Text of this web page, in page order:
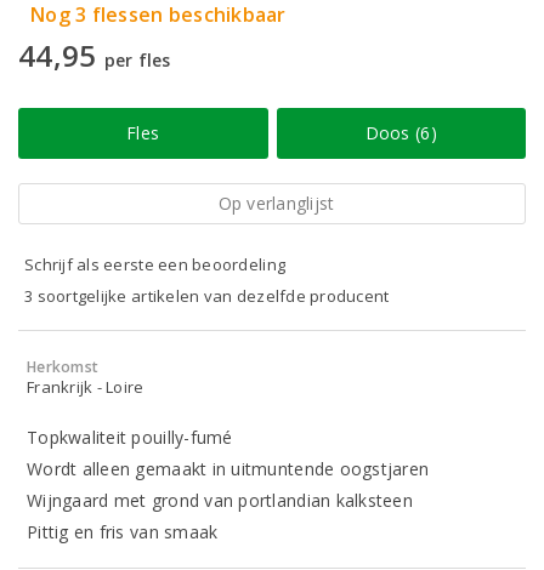
Nog 3 flessen beschikbaar
44,95 per fles
Fles Doos (6)
Op verlanglijst
Schrijf als eerste een beoordeling
3 soortgelijke artikelen van dezelfde producent
Herkomst
Frankrijk - Loire
Topkwaliteit pouilly-fumé
Wordt alleen gemaakt in uitmuntende oogstjaren
Wijngaard met grond van portlandian kalksteen
Pittig en fris van smaak